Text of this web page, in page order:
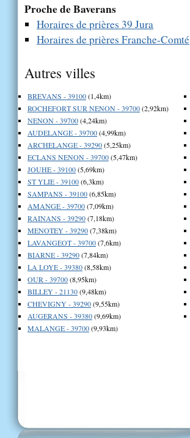
Proche de Baverans
Horaires de prières 39 Jura
Horaires de prières Franche-Comté
Autres villes
BREVANS - 39100(1,4km)
ROCHEFORT SUR NENON - 39700(2,92km)
NENON - 39700(4,24km)
AUDELANGE - 39700(4,99km)
ARCHELANGE - 39290(5,25km)
ECLANS NENON - 39700(5,47km)
JOUHE - 39100(5,69km)
ST YLIE - 39100(6,3km)
SAMPANS - 39100(6,85km)
AMANGE - 39700(7,09km)
RAINANS - 39290(7,18km)
MENOTEY - 39290(7,38km)
LAVANGEOT - 39700(7,6km)
BIARNE - 39290(7,84km)
LA LOYE - 39380(8,58km)
OUR - 39700(8,95km)
BILLEY - 21130(9,48km)
CHEVIGNY - 39290(9,55km)
AUGERANS - 39380(9,69km)
MALANGE - 39700(9,93km)